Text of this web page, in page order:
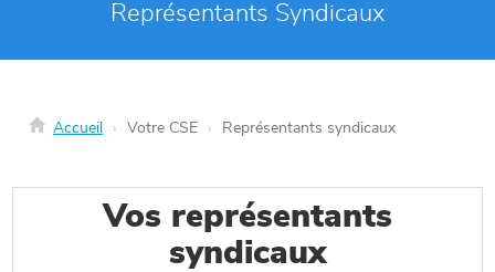
Représentants Syndicaux
Accueil Votre CSE Représentants syndicaux
Vos représentants
syndicaux